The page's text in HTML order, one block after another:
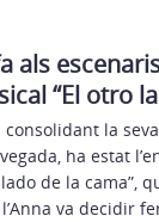
als
“El otro
consolidant la
ha estat
de la cama”,
va decidir